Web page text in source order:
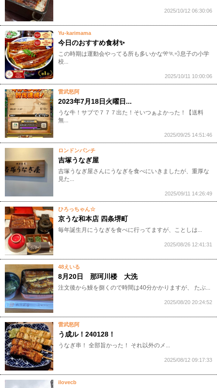
2025/10/12 06:30:06
Yu-karimama
今日のおすすめ食材✨
​この時期は運動会やってる所も多いかな🎌🏃💨息子の小学
校...
2025/10/11 10:00:06
雷武怒阿
2023年7月18日火曜日...
​うな牛！サブで７７７出た！そいつぁよかった！​【送料
無...
2025/09/25 14:51:46
ロンドンパンチ
吉塚うなぎ屋
吉塚うなぎ屋さんにうなぎを食べにいきましたが、重厚な
見た...
2025/09/11 14:26:49
ひろっちゃん☆
京うな和本店 四条堺町
毎年誕生月にうなぎを食べに行ってますが、ことしは...
2025/08/26 12:41:31
48えいる
8月20日 那珂川楼 大洗
注文後から鰻を捌くので時間は40分かかりますが、 たぶ...
2025/08/20 20:24:52
雷武怒阿
う成ル！240128！
うなぎ串！ 全部旨かった！ それ以外のメ...
2025/08/12 09:17:33
ilovecb